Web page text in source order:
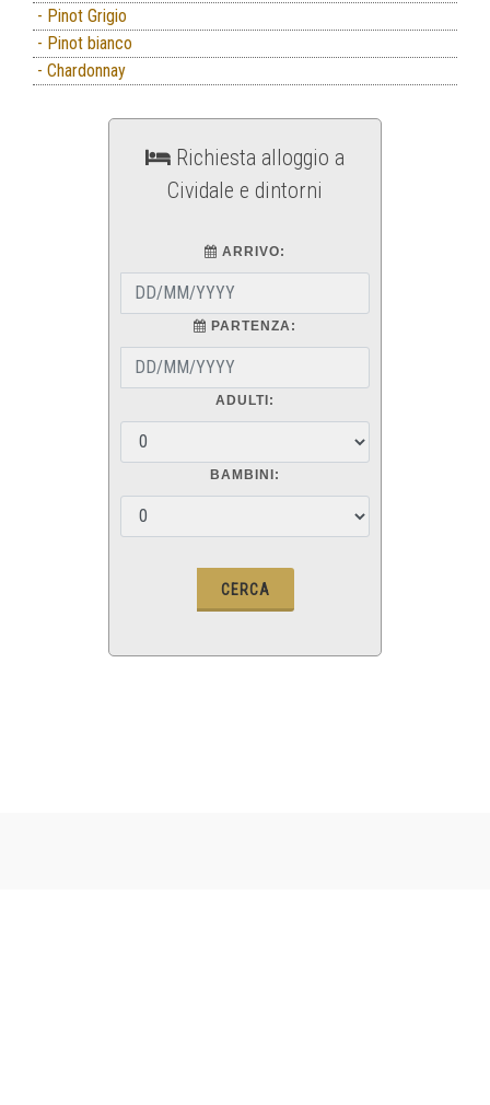
- Pinot Grigio
- Pinot bianco
- Chardonnay
Richiesta alloggio a
Cividale e dintorni
ARRIVO:
PARTENZA:
ADULTI:
BAMBINI: